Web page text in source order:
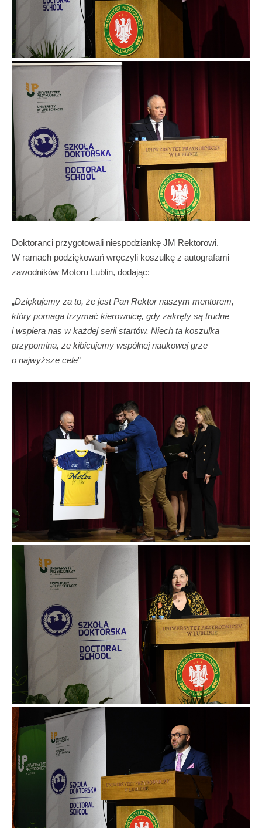
Doktoranci przygotowali niespodziankę JM Rektorowi.
W ramach podziękowań wręczyli koszulkę z autografami
zawodników Motoru Lublin, dodając:
„Dziękujemy za to, że jest Pan Rektor naszym mentorem,
który pomaga trzymać kierownicę, gdy zakręty są trudne
i wspiera nas w każdej serii startów. Niech ta koszulka
przypomina, że kibicujemy wspólnej naukowej grze
o najwyższe cele”